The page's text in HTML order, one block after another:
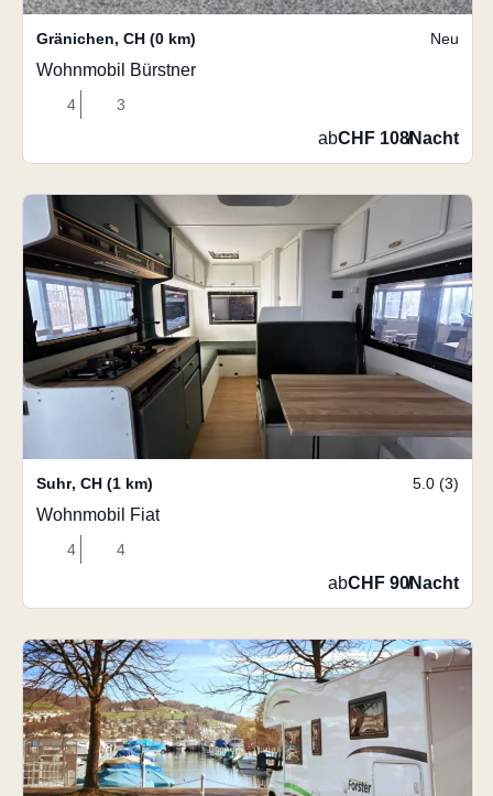
Gränichen, CH (0 km) Neu
Wohnmobil Bürstner
4 3
abCHF 108/Nacht
Suhr, CH (1 km) 5.0 (3)
Wohnmobil Fiat
4 4
abCHF 90/Nacht